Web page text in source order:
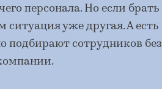
персонала. Но если брать
ситуация уже другая. А есть
подбирают сотрудников без